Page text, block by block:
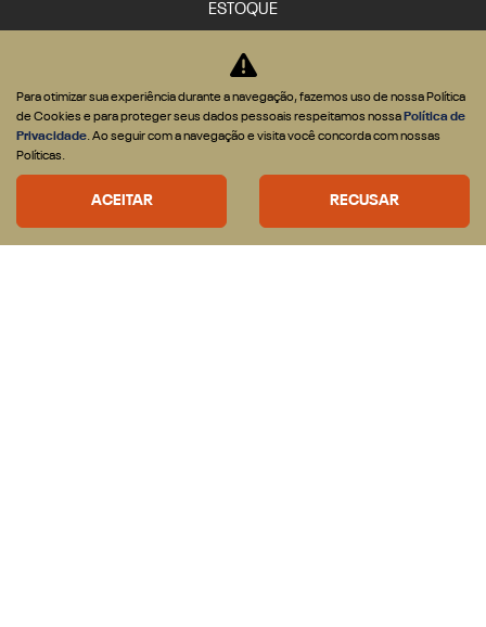
ESTOQUE
Novos
VENDAS DIRETAS
CNPJ e Microempresário
Locadora
Para otimizar sua experiência durante a navegação, fazemos uso de nossa Política
de Cookies e para proteger seus dados pessoais respeitamos nossa Política de
Privacidade. Ao seguir com a navegação e visita você concorda com nossas
Políticas.
ACEITAR RECUSAR